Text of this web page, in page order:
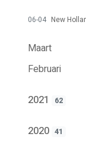
06-04 New
Maart
Februari
2021 62
2020 41